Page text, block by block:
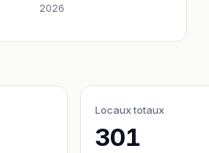
2026
Locaux totaux
301